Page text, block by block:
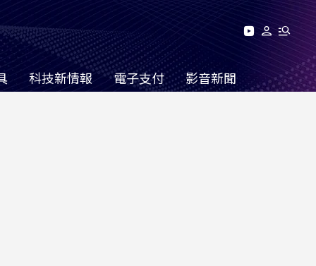
科技新情報 電子支付 影音新聞